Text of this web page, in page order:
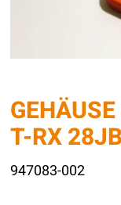
T-RX
947083-002